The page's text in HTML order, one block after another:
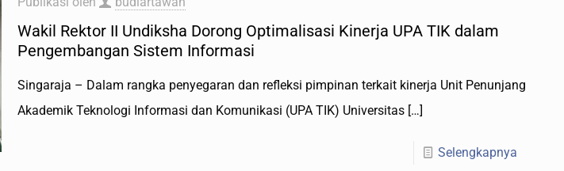
Wakil Rektor II Undiksha Dorong Optimalisasi Kinerja UPA TIK dalam
Pengembangan Sistem Informasi
Singaraja – Dalam rangka penyegaran dan refleksi pimpinan terkait kinerja Unit Penunjang
Akademik Teknologi Informasi dan Komunikasi (UPA TIK) Universitas[…]
Selengkapnya